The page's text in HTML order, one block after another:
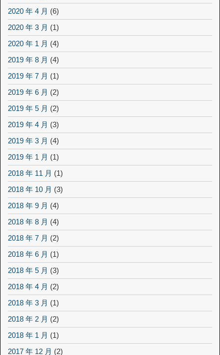
2020 年 4 月 (6)
2020 年 3 月 (1)
2020 年 1 月 (4)
2019 年 8 月 (4)
2019 年 7 月 (1)
2019 年 6 月 (2)
2019 年 5 月 (2)
2019 年 4 月 (3)
2019 年 3 月 (4)
2019 年 1 月 (1)
2018 年 11 月 (1)
2018 年 10 月 (3)
2018 年 9 月 (4)
2018 年 8 月 (4)
2018 年 7 月 (2)
2018 年 6 月 (1)
2018 年 5 月 (3)
2018 年 4 月 (2)
2018 年 3 月 (1)
2018 年 2 月 (2)
2018 年 1 月 (1)
2017 年 12 月 (2)